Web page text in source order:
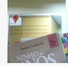
tem como obje...